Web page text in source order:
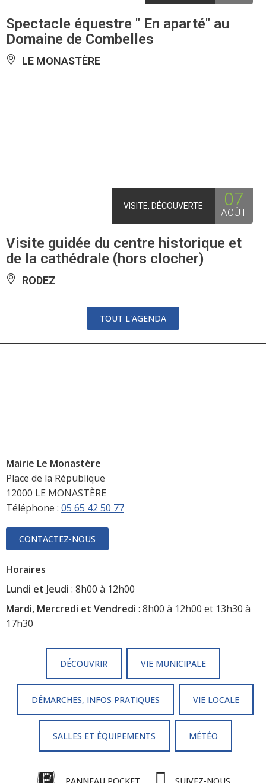
Spectacle équestre " En aparté" au
Domaine de Combelles
LE MONASTÈRE
VISITE, DÉCOUVERTE 07
AOÛT
Visite guidée du centre historique et
de la cathédrale (hors clocher)
RODEZ
TOUT L'AGENDA
Mairie Le Monastère
Place de la République
12000 LE MONASTÈRE
Téléphone : 05 65 42 50 77
CONTACTEZ-NOUS
Horaires
Lundi et Jeudi : 8h00 à 12h00
Mardi, Mercredi et Vendredi : 8h00 à 12h00 et 13h30 à
17h30
DÉCOUVRIR VIE MUNICIPALE
DÉMARCHES, INFOS PRATIQUES VIE LOCALE
SALLES ET ÉQUIPEMENTS MÉTÉO